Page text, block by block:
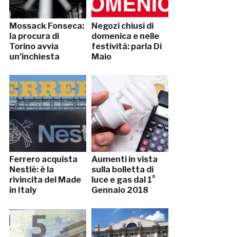
Mossack Fonseca:
la procura di
Torino avvia
un’inchiesta
Negozi chiusi di
domenica e nelle
festività: parla Di
Maio
Ferrero acquista
Nestlè: è la
rivincita del Made
in Italy
Aumenti in vista
sulla bolletta di
luce e gas dal 1°
Gennaio 2018